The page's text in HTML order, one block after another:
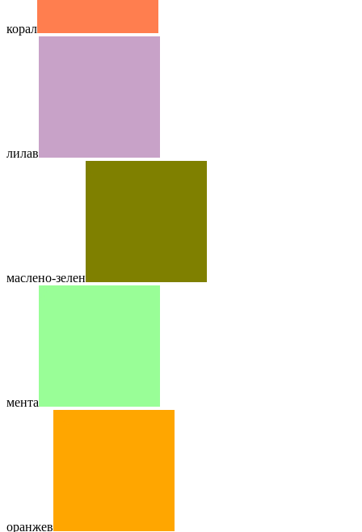
корал
лилав
маслено-зелен
мента
оранжев